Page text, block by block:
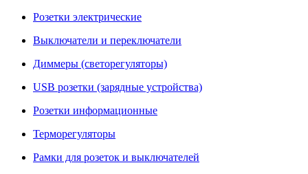
Розетки электрические
Выключатели и переключатели
Диммеры (светорегуляторы)
USB розетки (зарядные устройства)
Розетки информационные
Терморегуляторы
Рамки для розеток и выключателей